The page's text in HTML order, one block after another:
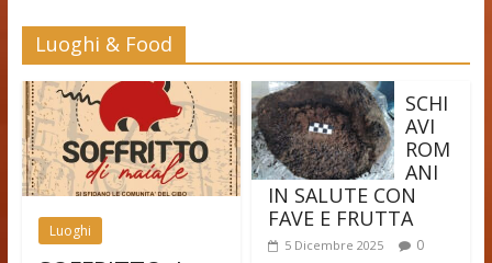
Luoghi & Food
Luoghi
SCHI
AVI
ROM
ANI
IN SALUTE CON
FAVE E FRUTTA
5 Dicembre 2025 0